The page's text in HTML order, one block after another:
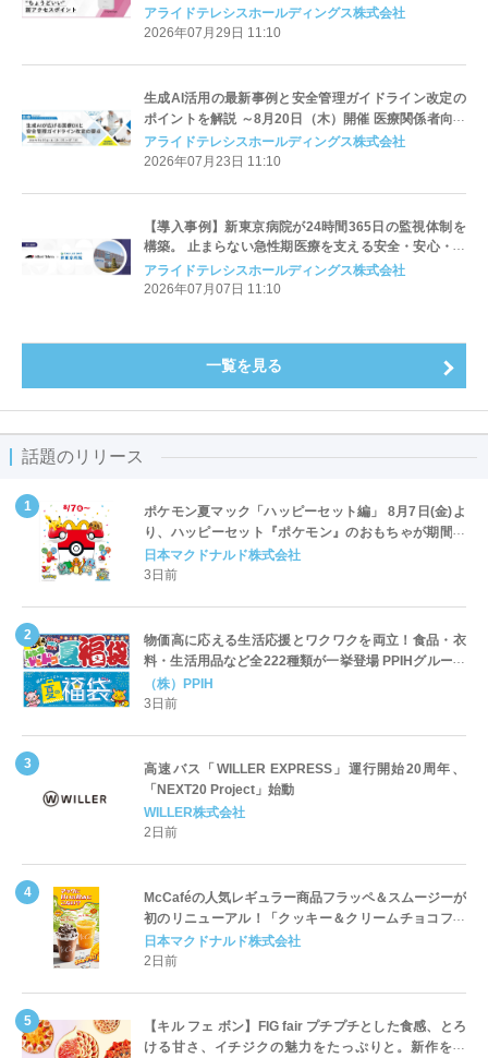
環境の導入・運用を効率化するルーター機能を搭載～
アライドテレシスホールディングス株式会社
2026年07月29日 11:10
生成AI活用の最新事例と安全管理ガイドライン改定の
ポイントを解説 ～8月20日（木）開催 医療関係者向け
オンラインセミナー～
アライドテレシスホールディングス株式会社
2026年07月23日 11:10
【導入事例】新東京病院が24時間365日の監視体制を
構築。 止まらない急性期医療を支える安全・安心・安
定のネットワーク基盤を実現
アライドテレシスホールディングス株式会社
2026年07月07日 11:10
一覧を見る
話題のリリース
ポケモン夏マック「ハッピーセット編」 8月7日(金)よ
り、ハッピーセット『ポケモン』のおもちゃが期間限
定登場
日本マクドナルド株式会社
3日前
物価高に応える生活応援とワクワクを両立！食品・衣
料・生活用品など全222種類が一挙登場 PPIHグループ
「夏福袋」＆セール 8月6日(木)より順次スタート
（株）PPIH
3日前
高速バス「WILLER EXPRESS」運行開始20周年、
「NEXT20 Project」始動
WILLER株式会社
2日前
McCaféの人気レギュラー商品フラッペ＆スムージーが
初のリニューアル！「クッキー＆クリームチョコフラ
ッペ」「マンゴースムージー」8月5日（水）から販売
開始
日本マクドナルド株式会社
2日前
【キル フェ ボン】FIG fair プチプチとした食感、とろ
ける甘さ、イチジクの魅力をたっぷりと。新作を含